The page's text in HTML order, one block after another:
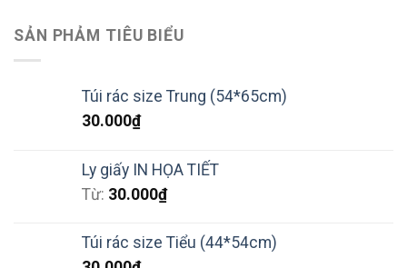
SẢN PHẢM TIÊU BIỂU
Túi rác size Trung (54*65cm)
30.000₫
Ly giấy IN HỌA TIẾT
Từ: 30.000₫
Túi rác size Tiểu (44*54cm)